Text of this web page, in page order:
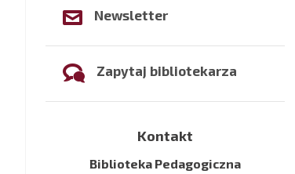
Newsletter
Zapytaj bibliotekarza
Kontakt
Biblioteka Pedagogiczna